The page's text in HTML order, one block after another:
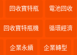
回收寶特瓶 電池回收
回收寶特瓶機 循環經濟
企業永續 企業轉型